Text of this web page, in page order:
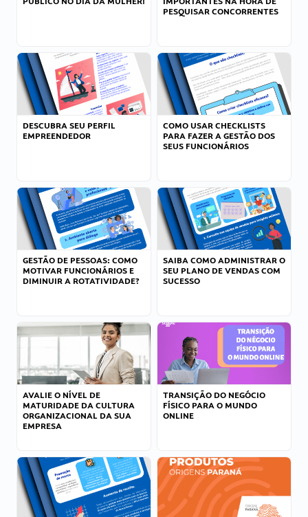
PESQUISAR CONCORRENTES
DESCUBRA SEU PERFIL
EMPREENDEDOR
COMO USAR CHECKLISTS
PARA FAZER A GESTÃO DOS
SEUS FUNCIONÁRIOS
GESTÃO DE PESSOAS: COMO
MOTIVAR FUNCIONÁRIOS E
DIMINUIR A ROTATIVIDADE?
SAIBA COMO ADMINISTRAR O
SEU PLANO DE VENDAS COM
SUCESSO
AVALIE O NÍVEL DE
MATURIDADE DA CULTURA
ORGANIZACIONAL DA SUA
EMPRESA
TRANSIÇÃO DO NEGÓCIO
FÍSICO PARA O MUNDO
ONLINE